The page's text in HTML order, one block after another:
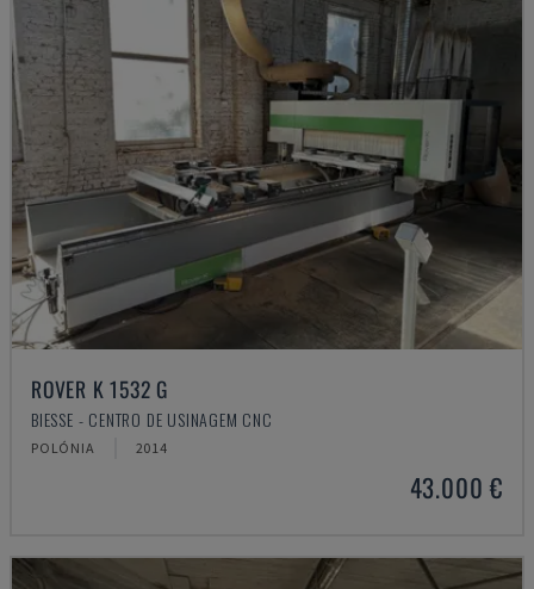
ROVER K 1532 G
BIESSE - CENTRO DE USINAGEM CNC
POLÓNIA 2014
43.000 €